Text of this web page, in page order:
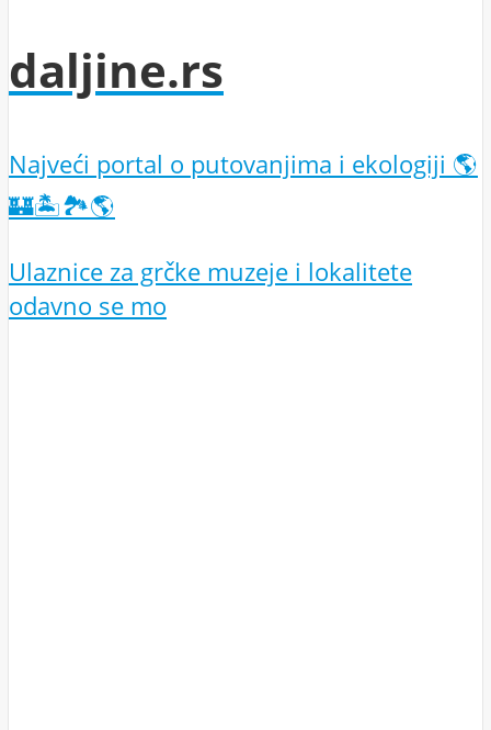
daljine.rs
Najveći portal o putovanjima i ekologiji 🌎
🏰🏝️🏞️🌎
Ulaznice za grčke muzeje i lokalitete
odavno se mo